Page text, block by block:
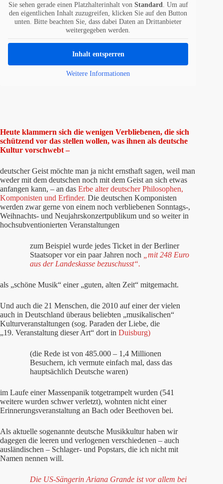
Sie sehen gerade einen Platzhalterinhalt von Standard
. Um auf
den eigentlichen Inhalt zuzugreifen, klicken Sie auf den Button
unten. Bitte beachten Sie, dass dabei Daten an Drittanbieter
weitergegeben werden.
Inhalt entsperren
Weitere Informationen
Heute klammern sich die wenigen Verbliebenen, die sich
schützend vor das stellen wollen, was ihnen als deutsche
Kultur vorschwebt –
deutscher Geist möchte man ja nicht ernsthaft sagen, weil man
weder mit dem deutschen noch mit dem Geist an sich etwas
anfangen kann, – an das Erbe alter deutscher Philosophen,
Komponisten und Erfinder. Die deutschen Komponisten
werden zwar gerne von einem noch verbliebenen Sonntags-,
Weihnachts- und Neujahrskonzertpublikum und so weiter in
hochsubventionierten Veranstaltungen
zum Beispiel wurde jedes Ticket in der Berliner
Staatsoper vor ein paar Jahren noch
„mit 248 Euro
aus der Landeskasse bezuschusst“.
als „schöne Musik“ einer „guten, alten Zeit“ mitgemacht.
Und auch die 21 Menschen, die 2010 auf einer der vielen
auch in Deutschland überaus beliebten „musikalischen“
Kulturveranstaltungen (sog. Paraden der Liebe, die
„19. Veranstaltung dieser Art“ dort in Duisburg)
(die Rede ist von 485.000 – 1,4 Millionen
Besuchern, ich vermute einfach mal, dass das
hauptsächlich Deutsche waren)
im Laufe einer Massenpanik totgetrampelt wurden (541
weitere wurden schwer verletzt), wohnten nicht einer
Erinnerungsveranstaltung an Bach oder Beethoven bei.
Als aktuelle sogenannte deutsche Musikkultur haben wir
dagegen die leeren und verlogenen verschiedenen – auch
ausländischen – Schlager- und Popstars, die ich nicht mit
Namen nennen will.
Die US-Sängerin Ariana Grande ist vor allem bei